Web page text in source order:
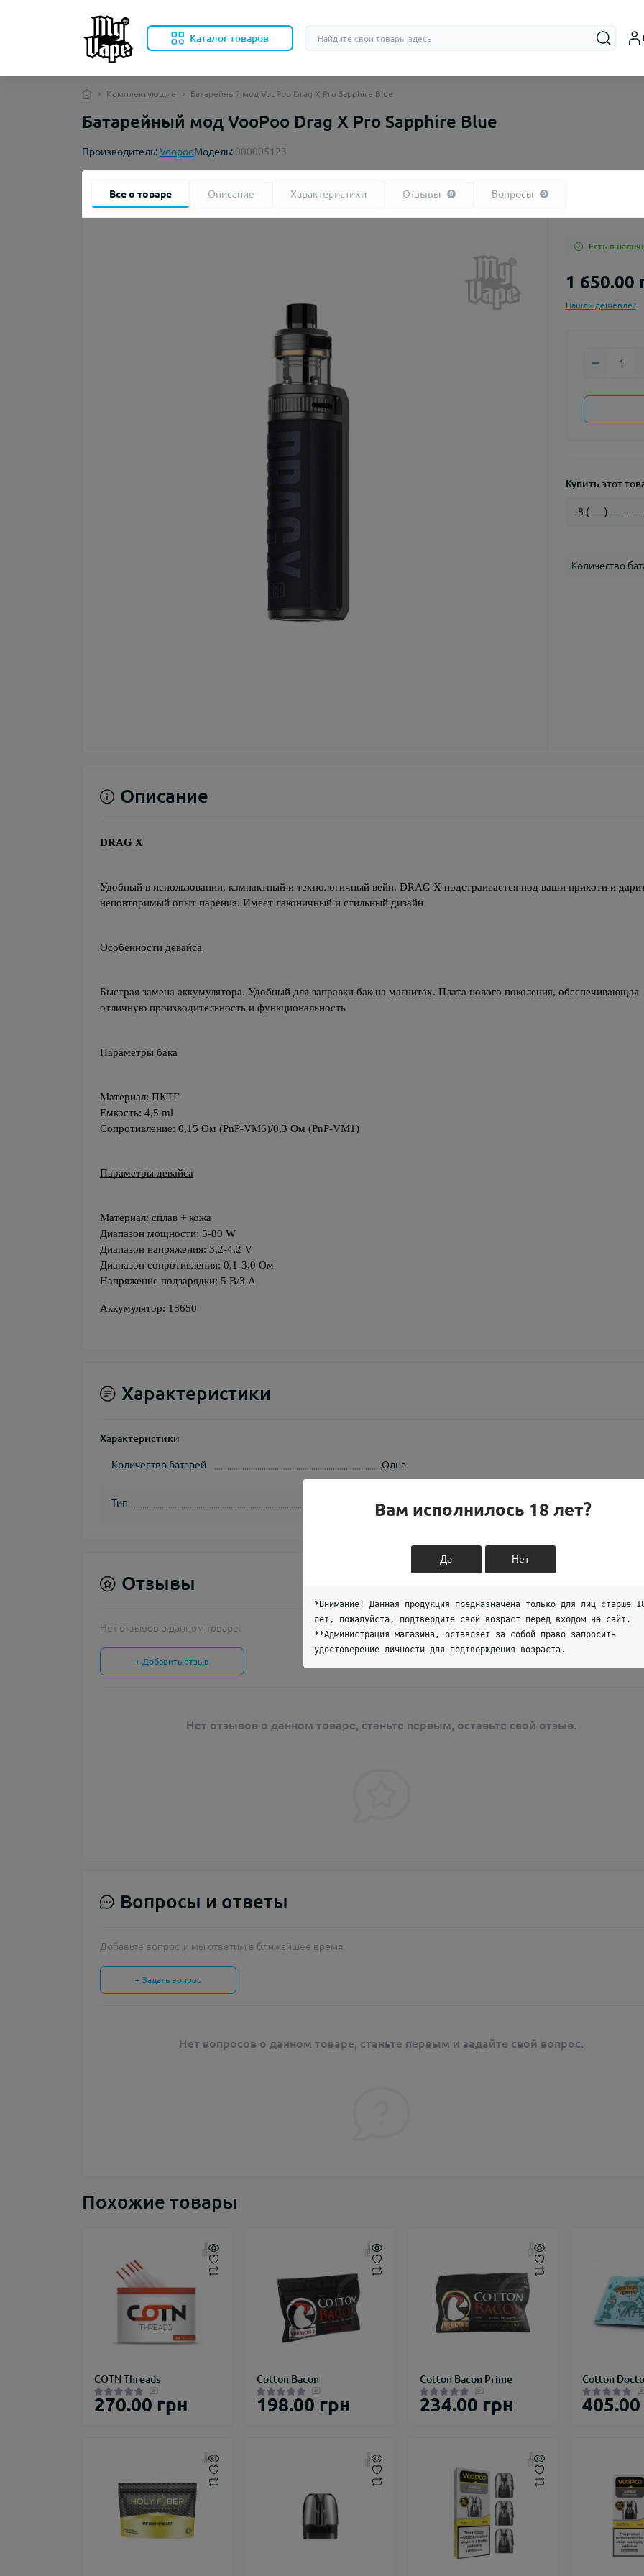
Каталог товаров
Комплектующие Батарейный мод VooPoo Drag X Pro Sapphire Blue
Батарейный мод VooPoo Drag X Pro Sapphire Blue
Производитель:VoopooМодель: 000005123
Все о товаре Описание Характеристики Отзывы 0 Вопросы 0
Есть в
1 650.00
Нашли дешевле?
Купить этот
Количество
Описание
DRAG X
Удобный в использовании, компактный и технологичный вейп. DRAG X подстраивается под ваши прихоти и
неповторимый опыт парения. Имеет лаконичный и стильный дизайн
Особенности девайса
Быстрая замена аккумулятора. Удобный для заправки бак на магнитах. Плата нового поколения, обеспечивающая
отличную производительность и функциональность
Параметры бака
Материал: ПКТГ
Емкость: 4,5 ml
Сопротивление: 0,15 Ом (PnP-VM6)/0,3 Ом (PnP-VM1)
Параметры девайса
Материал: сплав + кожа
Диапазон мощности: 5-80 W
Диапазон напряжения: 3,2-4,2 V
Диапазон сопротивления: 0,1-3,0 Ом
Напряжение подзарядки: 5 В/3 А
Аккумулятор: 18650
Характеристики
Характеристики
Количество батарей Одна
Тип Набор
Отзывы
Нет отзывов о данном товаре.
+ Добавить отзыв
Нет отзывов о данном товаре, станьте первым, оставьте свой отзыв.
Вопросы и ответы
Добавьте вопрос, и мы ответим в ближайшее время.
+ Задать вопрос
Нет вопросов о данном товаре, станьте первым и задайте свой вопрос.
Похожие товары
COTN Threads
270.00 грн
Cotton Bacon
198.00 грн
Cotton Bacon Prime
234.00 грн
Cotton
405.00
Вам исполнилось 18 лет?
Да Нет
*Внимание! Данная продукция предназначена только для лиц старше
лет, пожалуйста, подтвердите свой возраст перед входом на сайт.
**Администрация магазина, оставляет за собой право запросить
удостоверение личности для подтверждения возраста.